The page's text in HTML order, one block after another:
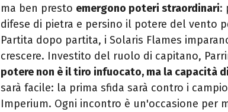
ma ben presto emergono poteri straordinari:
difese di pietra e persino il potere del vento
Partita dopo partita, i Solaris Flames
crescere. Investito del ruolo di capitano,
potere non è il tiro infuocato, ma la capacità
sarà facile: la prima sfida sarà contro i
Imperium. Ogni incontro è un'occasione per